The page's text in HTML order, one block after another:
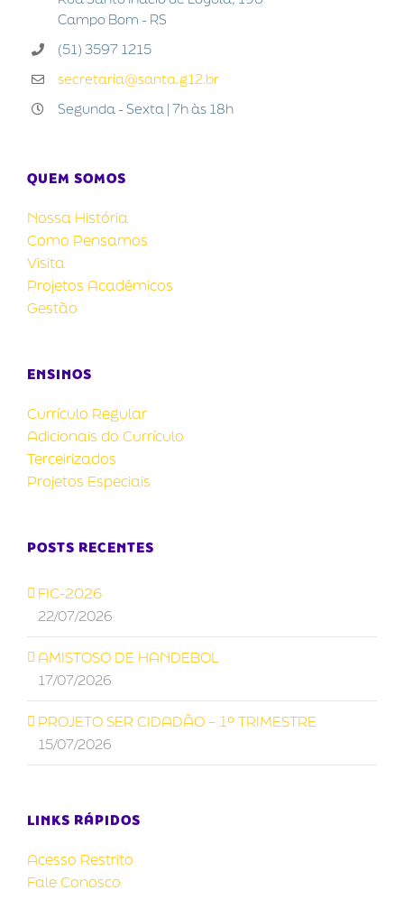
Campo Bom - RS
(51) 3597 1215
secretaria@santa.g12.br
Segunda - Sexta | 7h às 18h
QUEM SOMOS
Nossa História
Como Pensamos
Visita
Projetos Acadêmicos
Gestão
ENSINOS
Currículo Regular
Adicionais do Currículo
Terceirizados
Projetos Especiais
POSTS RECENTES
FIC-2026
22/07/2026
AMISTOSO DE HANDEBOL
17/07/2026
PROJETO SER CIDADÃO – 1º TRIMESTRE
15/07/2026
LINKS RÁPIDOS
Acesso Restrito
Fale Conosco